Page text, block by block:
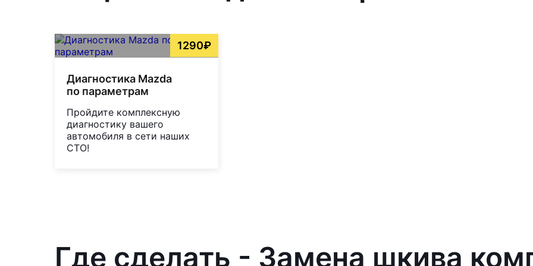
1290₽
Диагностика Mazda
по параметрам
Пройдите комплексную
диагностику вашего
автомобиля в сети наших
СТО!
Где сделать - Замена шкива